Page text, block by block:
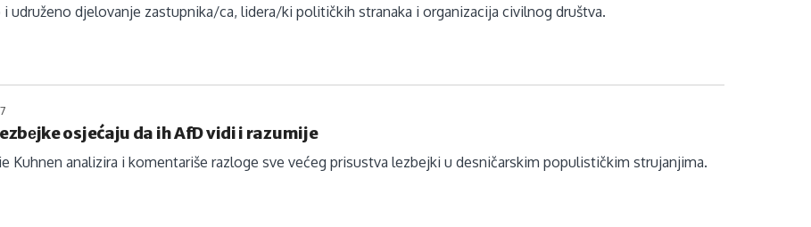
udruženo djelovanje zastupnika/ca, lidera/ki političkih stranaka i organizacija civilnog društva.
osjećaju da ih AfD vidi i razumije
Kuhnen analizira i komentariše razloge sve većeg prisustva lezbejki u desničarskim populističkim strujanjima.